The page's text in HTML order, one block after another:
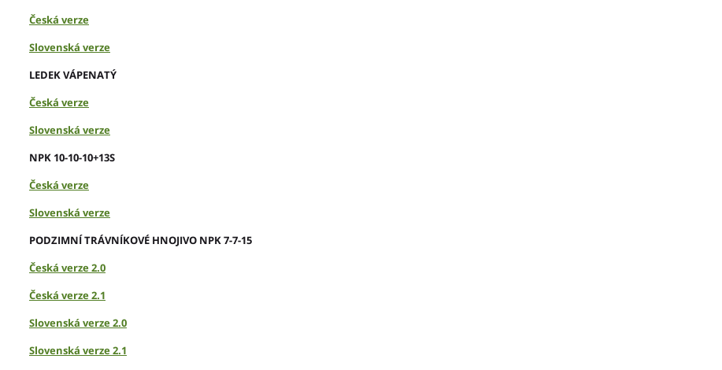
Česká verze
Slovenská verze
LEDEK VÁPENATÝ
Česká verze
Slovenská verze
NPK 10-10-10+13S
Česká verze
Slovenská verze
PODZIMNÍ TRÁVNÍKOVÉ HNOJIVO NPK 7-7-15
Česká verze 2.0
Česká verze 2.1
Slovenská verze 2.0
Slovenská verze 2.1